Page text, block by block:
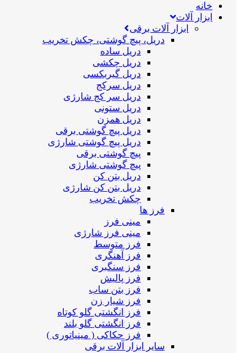
خانه
ابزار آلات
ابزار آلات برقی
دریل، پیچ گوشتی، چکش تخریب
دریل ساده
دریل چکشی
دریل گیربکسی
دریل سرکج
دریل سر کج شارژی
دریل ستونی
دریل همزن
دریل پیچ گوشتی برقی
دریل پیچ گوشتی شارژی
پیچ گوشتی برقی
پیچ گوشتی شارژی
دریل بتن کن
دریل بتن کن شارژی
چکش تخریب
فرز ها
مینی فرز
مینی فرز شارژی
فرز متوسط
فرز آهنگری
فرز سنگبری
فرز پالیش
فرز بتن ساب
فرز شیار زن
فرز انگشتی گلو کوتاه
فرز انگشتی گلو بلند
فرز حکاکی ( مینیاتوری )
سایر ابزار آلات برقی